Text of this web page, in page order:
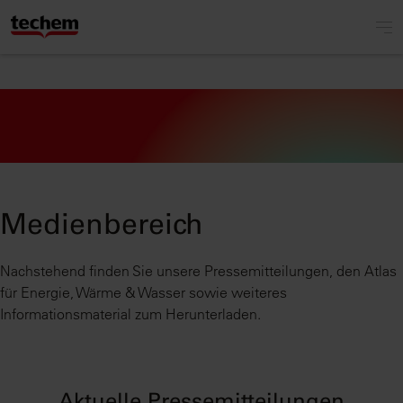
Medienbereich
Nachstehend finden Sie unsere Pressemitteilungen, den Atlas
für Energie, Wärme & Wasser sowie weiteres
Informationsmaterial zum Herunterladen.